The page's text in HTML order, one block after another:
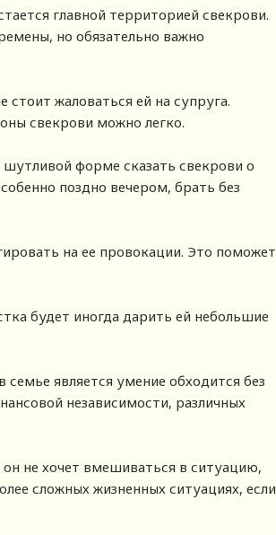
главной территорией свекрови.
но обязательно важно
жаловаться ей на супруга.
свекрови можно легко.
форме сказать свекрови о
поздно вечером, брать без
на ее провокации. Это поможет
будет иногда дарить ей небольшие
является умение обходится без
независимости, различных
не хочет вмешиваться в ситуацию,
сложных жизненных ситуациях, если